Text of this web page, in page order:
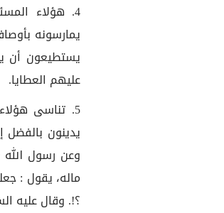
4. هؤلاء
يمارسونه
يستطيعون أن
عليهم العطايا.
5. تناسى
يدينون بالفضل
وعن رسول
ماله، يقول :
؟!. وقال عليه